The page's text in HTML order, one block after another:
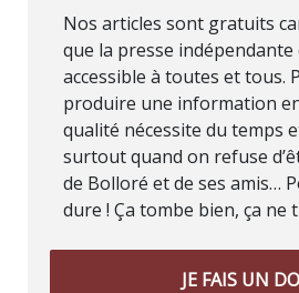
Nos articles sont gratuits
que la presse
accessible à toutes et tous.
produire une information
qualité nécessite du temps
surtout quand on refuse
de Bolloré et de ses amis…
dure ! Ça tombe bien, ça ne
JE FAIS UN